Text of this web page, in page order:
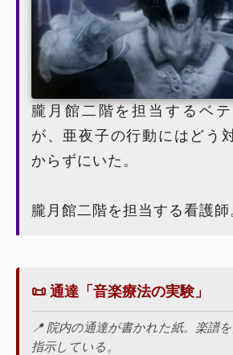
朧月館二階を担当するベ
が、亜夜子の行動にはどう
からずにいた。
朧月館二階を担当する看護師
📜 通達「音楽療法の実験」
📍 院内の通達が書かれた紙。楽譜
指示している。